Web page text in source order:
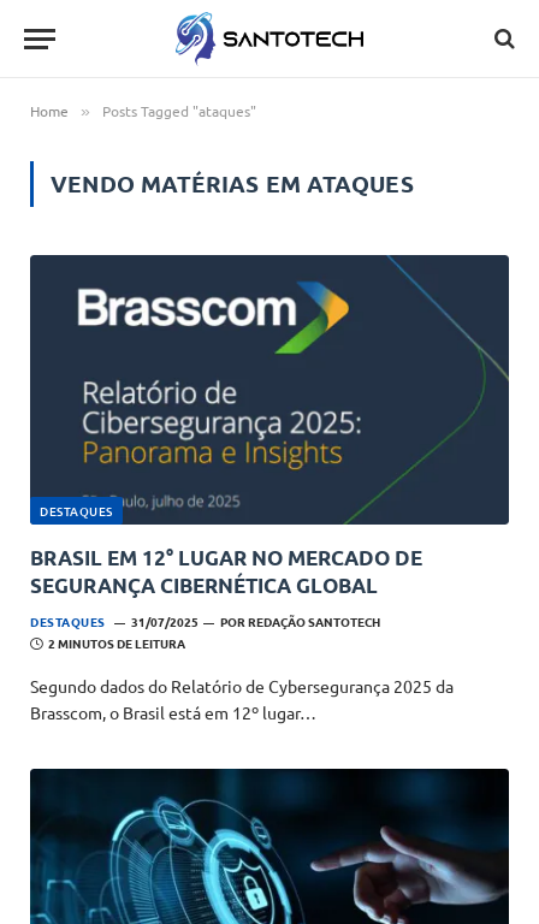
Home » Posts Tagged "ataques"
VENDO MATÉRIAS EMATAQUES
DESTAQUES
BRASIL EM 12° LUGAR NO MERCADO DE
SEGURANÇA CIBERNÉTICA GLOBAL
DESTAQUES 31/07/2025 POR REDAÇÃO SANTOTECH
2 MINUTOS DE LEITURA
Segundo dados do Relatório de Cybersegurança 2025 da
Brasscom, o Brasil está em 12º lugar…